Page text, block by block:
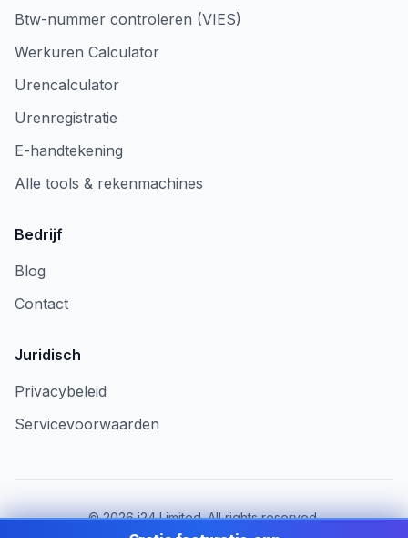
Btw-nummer controleren (VIES)
Werkuren Calculator
Urencalculator
Urenregistratie
E-handtekening
Alle tools & rekenmachines
Bedrijf
Blog
Contact
Juridisch
Privacybeleid
Servicevoorwaarden
©2026i24 Limited. All rights reserved.